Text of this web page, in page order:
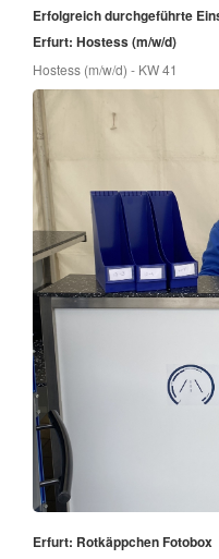
Erfolgreich durchgeführte
Erfurt: Hostess (m/w/d)
Hostess (m/w/d) - KW 41
Erfurt: Rotkäppchen Fotobox